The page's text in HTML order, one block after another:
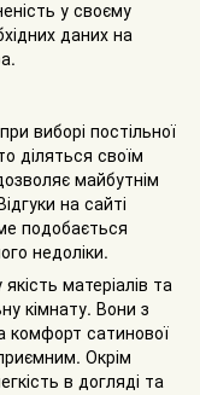
у своєму
даних на
виборі постільної
діляться своїм
майбутнім
на сайті
подобається
недоліки.
матеріалів та
кімнату. Вони з
комфорт сатинової
Окрім
в догляді та